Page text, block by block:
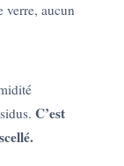
verre, aucun
C’est